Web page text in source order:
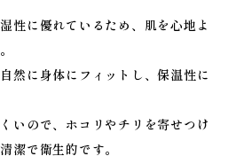
性に優れているため、肌を心地よ
然に身体にフィットし、保温性に
いので、ホコリやチリを寄せつけ
潔で衛生的です。